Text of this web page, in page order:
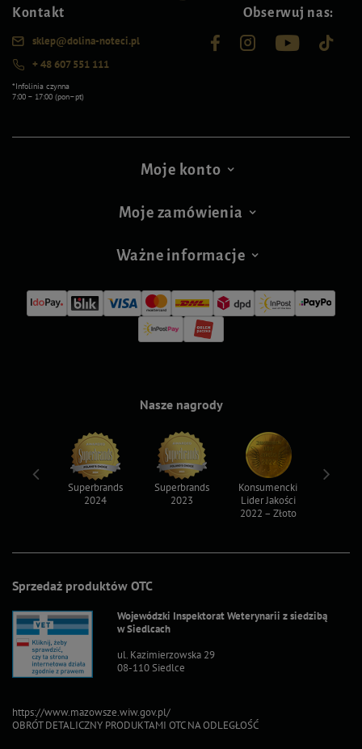
Kontakt
sklep@dolina-noteci.pl
+ 48 607 551 111
*Infolinia czynna
7:00 – 17:00 (pon–pt)
Obserwuj nas:
Moje konto
Moje zamówienia
Ważne informacje
Sprzedaż produktów OTC
Wojewódzki Inspektorat Weterynarii z siedzibą
w Siedlcach
ul. Kazimierzowska 29
08-110 Siedlce
https://www.mazowsze.wiw.gov.pl/
OBRÓT DETALICZNY PRODUKTAMI OTC NA ODLEGŁOŚĆ
Nasze nagrody
Superbrands
2024
Superbrands
2023
Konsumencki
Lider Jakości
2022 – Złoto